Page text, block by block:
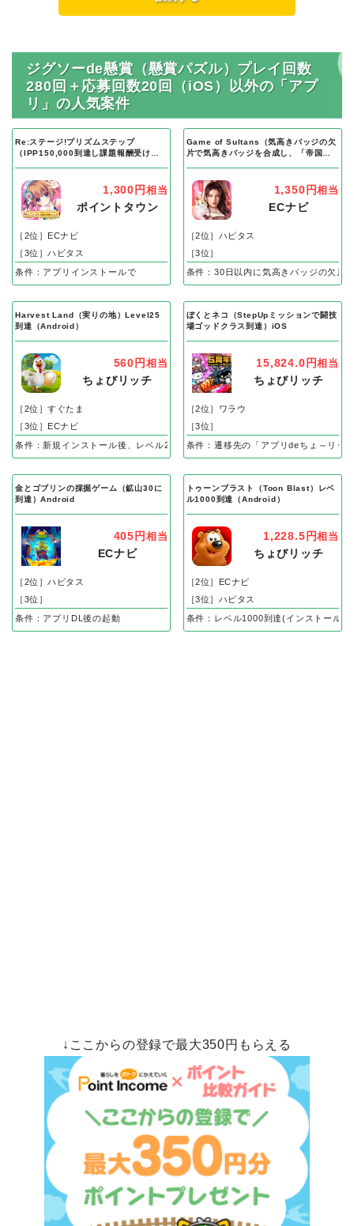
ジグソーde懸賞（懸賞パズル）プレイ回数
280回＋応募回数20回（iOS）以外の「アプ
リ」の人気案件
Re:ステージ!プリズムステップ
（IPP150,000到達し課題報酬受け取
1,300円 相当
ポイントタウン
［2位］ECナビ
［3位］ハピタス
条件：アプリインストールで
Game of Sultans（気高きバッジの欠
片で気高きバッジを合成し、「帝国五
1,350円相当
ECナビ
［2位］ハピタス
［3位］
条件：30日以内に気高きバッジの欠片
Harvest Land（実りの地）Level25
到達（Android）
560円 相当
ちょびリッチ
［2位］すぐたま
［3位］ECナビ
条件：新規インストール後、レベル25到達で成果
ぼくとネコ（StepUpミッションで闘技
場ゴッドクラス到達）iOS
15,824.0円相当
ちょびリッチ
［2位］ワラウ
［3位］
条件：遷移先の「アプリdeちょ～リッ
金とゴブリンの採掘ゲーム（鉱山30に
到達）Android
405円 相当
ECナビ
［2位］ハピタス
［3位］
条件：アプリDL後の起動
トゥーンブラスト（Toon Blast）レベ
ル1000到達（Android）
1,228.5円相当
ちょびリッチ
［2位］ECナビ
［3位］ハピタス
条件：レベル1000到達(インストール後
↓ここからの登録で最大350円もらえる